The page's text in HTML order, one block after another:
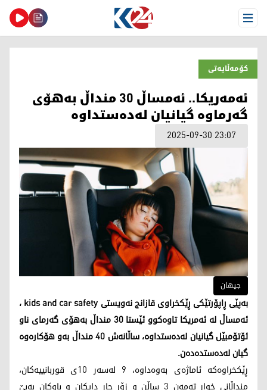
Open Menu
کۆمەڵایەتی
ئەمەریکا.. ئەمساڵ 30 منداڵ بەهۆی
گەرماوە گیانیان لەدەستداوە
2025-09-30 23:07
جیهان
بەپێی ڕاپۆرتێکی ڕێکخراوی قازانج نەویستی kids and car safety ،
ئەمساڵ لە ئەمریکا تاوەکوو ئێستا 30 منداڵ بەهۆی گەرمای ناو
ئۆتۆمبێل گیانیان لەدەستداوە، ساڵانەش 40 منداڵ بەو هۆکارەوە
گیان لەدەستدەدەن.
ڕێکخراوەکە ئاماژەی بەوەداوە، 9 لەسەر 10ی قوربانییەکان،